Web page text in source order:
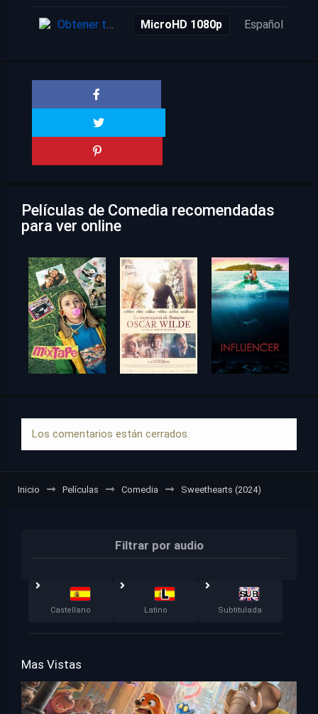
Obtener torrent MicroHD 1080p Español
Películas de Comedia recomendadas
para ver online
Los comentarios están cerrados.
Inicio Películas Comedia Sweethearts (2024)
Filtrar por audio
Castellano Latino Subtitulada
Mas Vistas